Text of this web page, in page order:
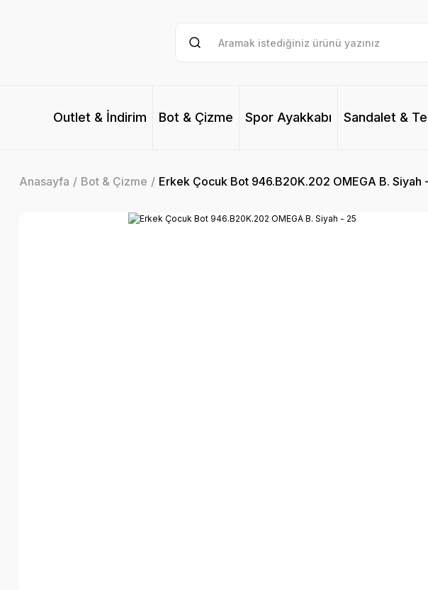
Outlet & İndirim Bot & Çizme Spor Ayakkabı Sandalet &
Anasayfa Bot & Çizme Erkek Çocuk Bot 946.B20K.202 OMEGA B. Siyah